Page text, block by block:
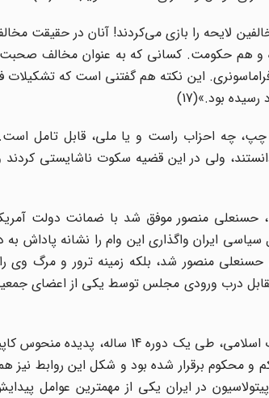
لایحه را بازی می‌کردند! آنان در حقیقت
و هم حکومت. کسانی که به عنوان مخالف صحبت
این نکته هم گفتنی است که تشکیلات
بود.»(17)
چپ، چه احزاب راست و یا ملی، قابل تامل
ولی در این قضیه سکوت ناشایستی کردند
حسنعلی منصور موفق شد با ضمانت دولت
سیاسی ایران واگذاری این وام را نشانه پاداش
نه تنها باعث بدنامی حسنعلی منصور شد، بلکه زمینه ترور و مرگ
در مقابل درب ورودی مجلس توسط یکی از اعضای
از زمان تصویب لایحه کاپیتولاسیون به ویژه از زمان تبعید امام تا پیروزی انقلاب اسلامی، طی
و محکوم برقرار شده بود و شکل این روابط نیز
کاپیتولاسیون در ایران یکی از مهمترین عوامل